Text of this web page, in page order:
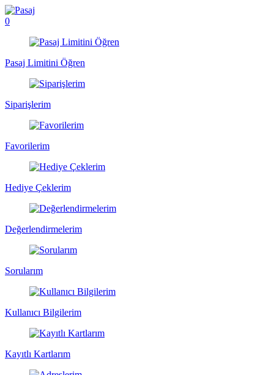
0
Pasaj Limitini Öğren
Siparişlerim
Favorilerim
Hediye Çeklerim
Değerlendirmelerim
Sorularım
Kullanıcı Bilgilerim
Kayıtlı Kartlarım